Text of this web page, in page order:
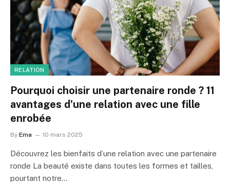
RELATION
Pourquoi choisir une partenaire ronde ? 11
avantages d’une relation avec une fille
enrobée
By Ema 10 mars 2025
Découvrez les bienfaits d’une relation avec une partenaire
ronde La beauté existe dans toutes les formes et tailles,
pourtant notre…